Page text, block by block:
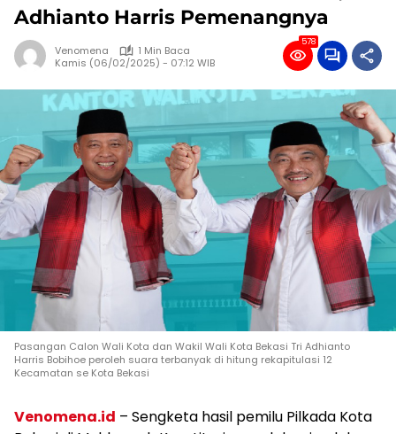
Adhianto Harris Pemenangnya
Venomena
1 Min Baca
Kamis (06/02/2025) - 07:12 WIB
578
Pasangan Calon Wali Kota dan Wakil Wali Kota Bekasi Tri Adhianto
Harris Bobihoe peroleh suara terbanyak di hitung rekapitulasi 12
Kecamatan se Kota Bekasi
Venomena.id – Sengketa hasil pemilu Pilkada Kota